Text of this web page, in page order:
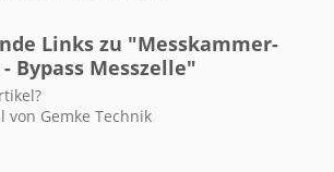
Links zu "Messkammer-
Bypass Messzelle"
von Gemke Technik